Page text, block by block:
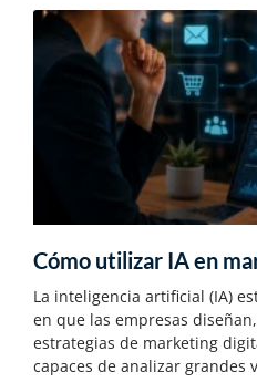
Cómo utilizar IA en
La inteligencia artificial (IA)
en que las empresas
estrategias de marketing
capaces de analizar grandes